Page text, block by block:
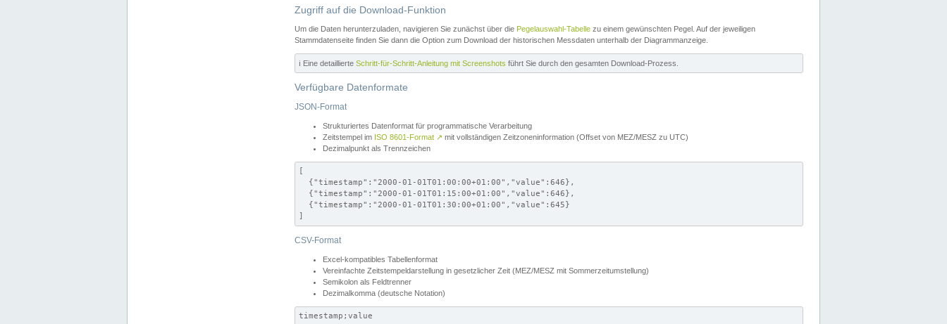
Zugriff auf die Download-Funktion
Um die Daten herunterzuladen, navigieren Sie zunächst über die Pegelauswahl-Tabelle zu einem gewünschten Pegel. Auf der jeweiligen
Stammdatenseite finden Sie dann die Option zum Download der historischen Messdaten unterhalb der Diagrammanzeige.
ℹ️ Eine detaillierte Schritt-für-Schritt-Anleitung mit Screenshots führt Sie durch den gesamten Download-Prozess.
Verfügbare Datenformate
JSON-Format
Strukturiertes Datenformat für programmatische Verarbeitung
Zeitstempel im ISO 8601-Format ↗ mit vollständigen Zeitzoneninformation (Offset von MEZ/MESZ zu UTC)
Dezimalpunkt als Trennzeichen
[
  {"timestamp":"2000-01-01T01:00:00+01:00","value":646},
  {"timestamp":"2000-01-01T01:15:00+01:00","value":646},
  {"timestamp":"2000-01-01T01:30:00+01:00","value":645}
]
CSV-Format
Excel-kompatibles Tabellenformat
Vereinfachte Zeitstempeldarstellung in gesetzlicher Zeit (MEZ/MESZ mit Sommerzeitumstellung)
Semikolon als Feldtrenner
Dezimalkomma (deutsche Notation)
timestamp;value